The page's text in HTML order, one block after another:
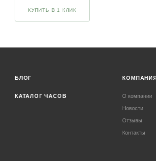
КУПИТЬ В 1 КЛИК
БЛОГ
КАТАЛОГ ЧАСОВ О компании
Новости
Отзывы
Контакты